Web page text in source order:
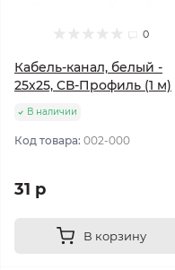
0
Кабель-канал, белый -
25х25, CВ-Профиль (1 м)
В наличии
Код товара: 002-000
31 р
В корзину